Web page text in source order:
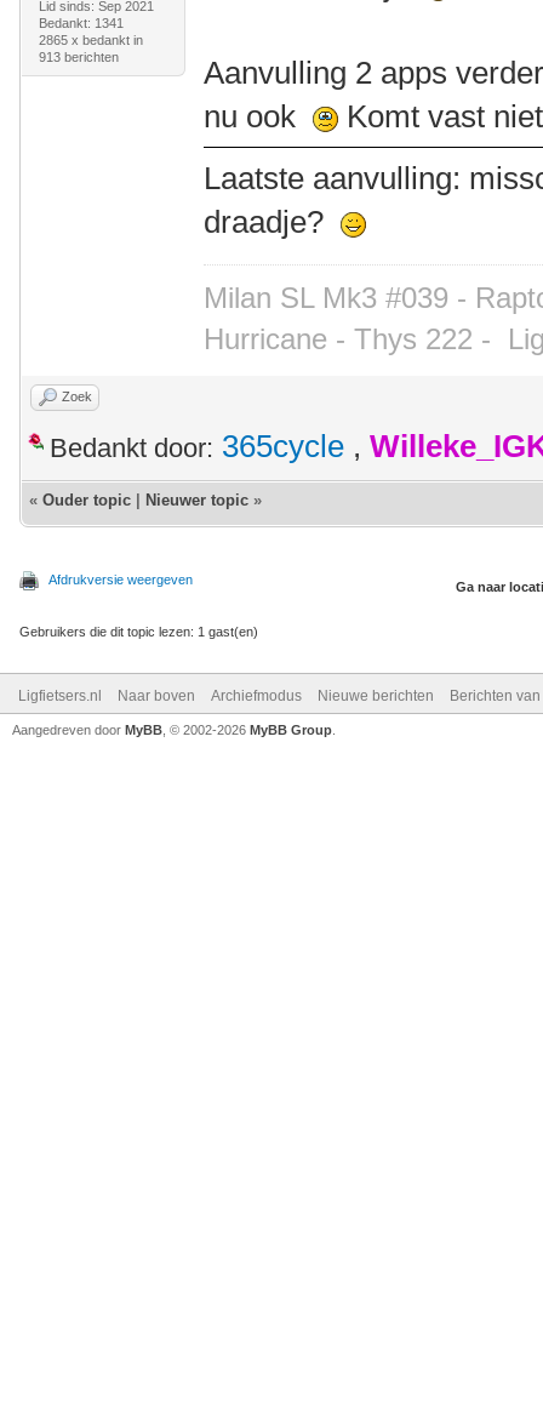
Lid sinds: Sep 2021
Bedankt: 1341
2865 x bedankt in
913 berichten
Aanvulling 2 apps
nu ook
Komt vast
Laatste aanvulling:
draadje?
Milan SL Mk3 #039 -
Hurricane - Thys 222 -
Zoek
Bedankt door: 365cycle ,
« Ouder topic Nieuwer topic »
Afdrukversie weergeven Ga naar
Gebruikers die dit topic lezen: 1 gast(en)
Ligfietsers.nl Naar boven Archiefmodus Nieuwe berichten Berichten
Aangedreven door MyBB , © 2002-2026 MyBB Group